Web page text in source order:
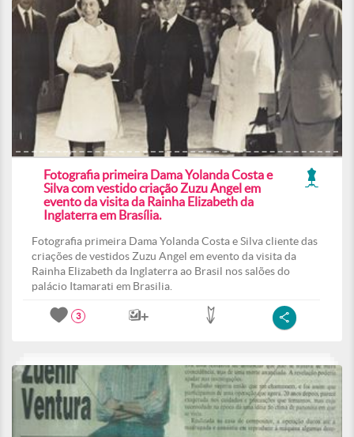
Fotografia primeira Dama Yolanda Costa e
Silva com vestido criação Zuzu Angel em
evento da visita da Rainha Elizabeth da
Inglaterra em Brasília.
Fotografia primeira Dama Yolanda Costa e Silva cliente das
criações de vestidos Zuzu Angel em evento da visita da
Rainha Elizabeth da Inglaterra ao Brasil nos salões do
palácio Itamarati em Brasilia.
3